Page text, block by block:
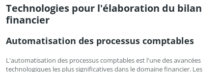
Technologies pour l'élaboration du bilan
financier
Automatisation des processus comptables
L'automatisation des processus comptables est l'une des avancées
technologiques les plus significatives dans le domaine financier. Les